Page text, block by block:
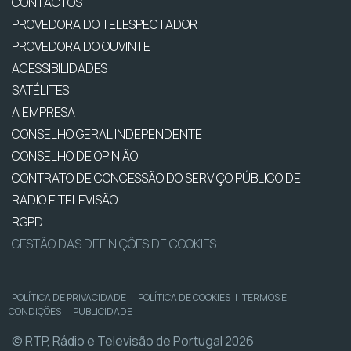
PROVEDORA DO TELESPECTADOR
PROVEDORA DO OUVINTE
ACESSIBILIDADES
SATÉLITES
A EMPRESA
CONSELHO GERAL INDEPENDENTE
CONSELHO DE OPINIÃO
CONTRATO DE CONCESSÃO DO SERVIÇO PÚBLICO DE
RÁDIO E TELEVISÃO
RGPD
GESTÃO DAS DEFINIÇÕES DE COOKIES
POLÍTICA DE PRIVACIDADE | POLÍTICA DE COOKIES | TERMOS E
CONDIÇÕES | PUBLICIDADE
© RTP, Rádio e Televisão de Portugal 2026